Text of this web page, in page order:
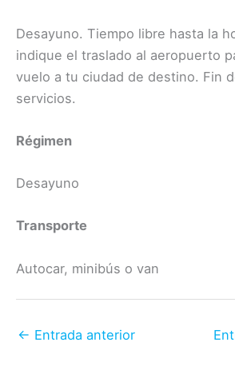
Desayuno. Tiempo libre hasta la
indique el traslado al aeropuerto
vuelo a tu ciudad de destino. Fin
servicios.
Régimen
Desayuno
Transporte
Autocar, minibús o van
← Entrada anterior